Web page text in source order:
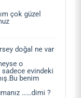
çok güzel
doğal ne var
o
evindeki
benim
……dimi ?